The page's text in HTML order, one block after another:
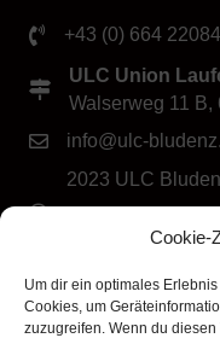
Cookie-
Um dir ein optimales
Cookies, um
zuzugreifen. Wenn du
+43 (0) 664
ULC Union
Walserweg 11 B,
info@ulc-
2023 ULC
Folge dem